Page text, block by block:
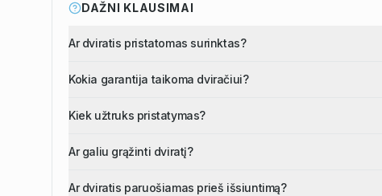
DAŽNI KLAUSIMAI
Ar dviratis pristatomas surinktas?
Kokia garantija taikoma dviračiui?
Kiek užtruks pristatymas?
Ar galiu grąžinti dviratį?
Ar dviratis paruošiamas prieš išsiuntimą?